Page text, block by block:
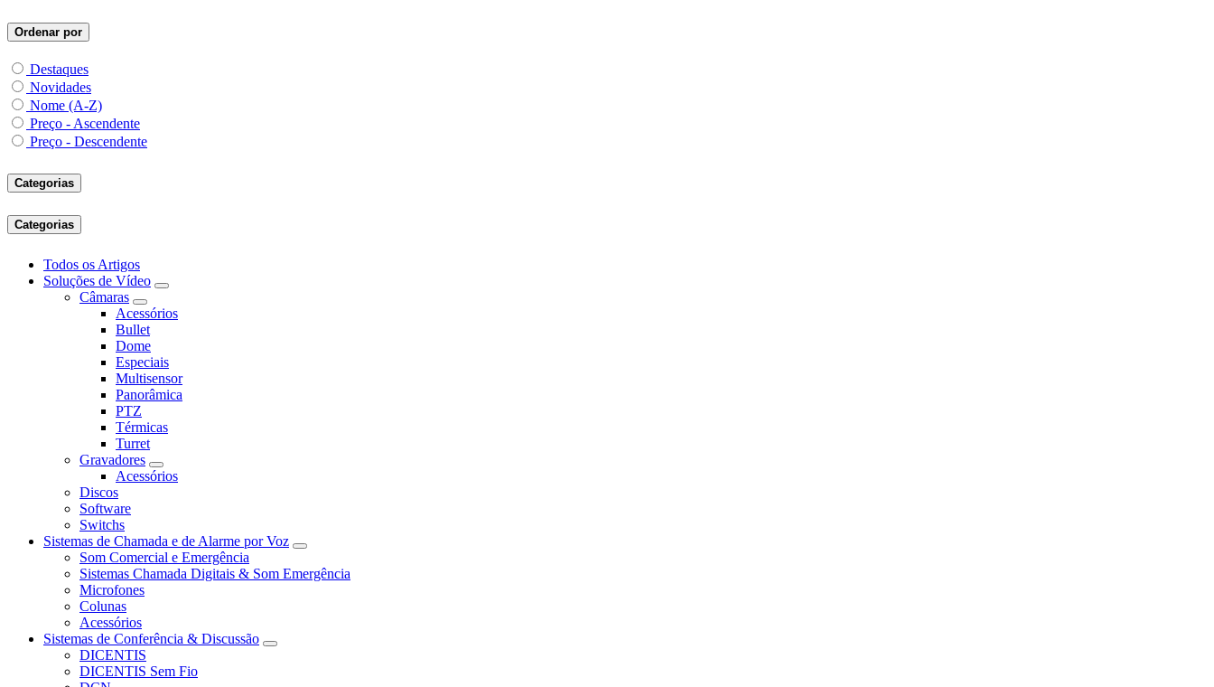
Ordenar por
Destaques
Novidades
Nome (A-Z)
Preço - Ascendente
Preço - Descendente
Categorias
Categorias
Todos os Artigos
Soluções de Vídeo
Câmaras
Acessórios
Bullet
Dome
Especiais
Multisensor
Panorâmica
PTZ
Térmicas
Turret
Gravadores
Acessórios
Discos
Software
Switchs
Sistemas de Chamada e de Alarme por Voz
Som Comercial e Emergência
Sistemas Chamada Digitais & Som Emergência
Microfones
Colunas
Acessórios
Sistemas de Conferência & Discussão
DICENTIS
DICENTIS Sem Fio